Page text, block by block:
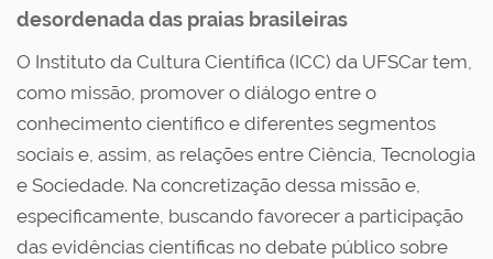
desordenada das praias brasileiras
O Instituto da Cultura Científica (ICC) da UFSCar tem,
como missão, promover o diálogo entre o
conhecimento científico e diferentes segmentos
sociais e, assim, as relações entre Ciência, Tecnologia
e Sociedade. Na concretização dessa missão e,
especificamente, buscando favorecer a participação
das evidências científicas no debate público sobre